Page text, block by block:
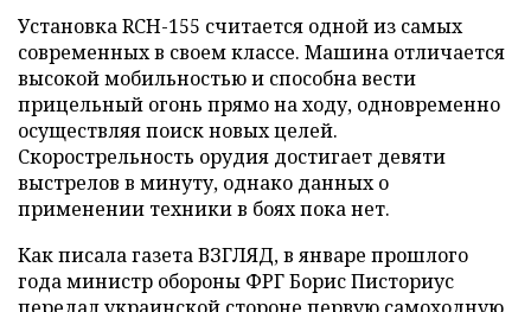
Установка RCH-155 считается одной из самых
современных в своем классе. Машина отличается
высокой мобильностью и способна вести
прицельный огонь прямо на ходу, одновременно
осуществляя поиск новых целей.
Скорострельность орудия достигает девяти
выстрелов в минуту, однако данных о
применении техники в боях пока нет.
Как писала газета ВЗГЛЯД, в январе прошлого
года министр обороны ФРГ Борис Писториус